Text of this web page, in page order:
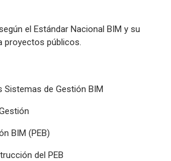
el Estándar Nacional BIM y su
proyectos públicos.
Sistemas de Gestión BIM
BIM (PEB)
del PEB